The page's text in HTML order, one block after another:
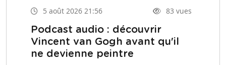
5 août 2026 21:56 83 vues
Podcast audio : découvrir
Vincent van Gogh avant qu'il
ne devienne peintre